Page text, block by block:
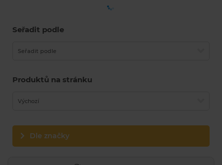
Seřadit podle
Seřadit podle
Produktů na stránku
Výchozí
Dle značky